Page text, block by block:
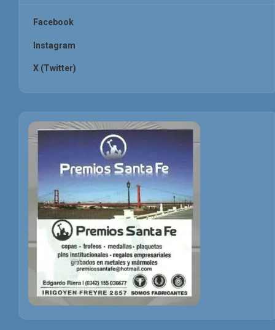
Facebook
Instagram
X (Twitter)